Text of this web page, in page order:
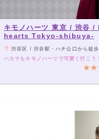
キモノハーツ 東京 / 渋谷
hearts Tokyo-shibuya-
渋谷区 / 渋谷駅・ハチ公口から徒歩3分、宇田
ハカマもキモノハーツで可愛く行こう！